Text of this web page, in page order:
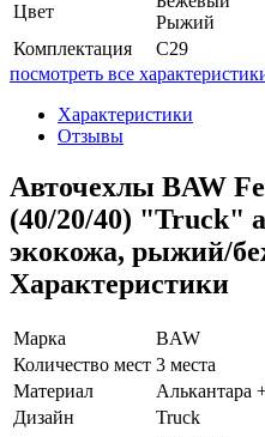
Цвет
Рыжий
Комплектация
C29
посмотреть все
Характеристики
Отзывы
Авточехлы BAW
(40/20/40) "Truck"
экокожа, рыжий/
Характеристики
Марка
BAW
Количество мест 3 места
Материал
Алькантара
Дизайн
Truck